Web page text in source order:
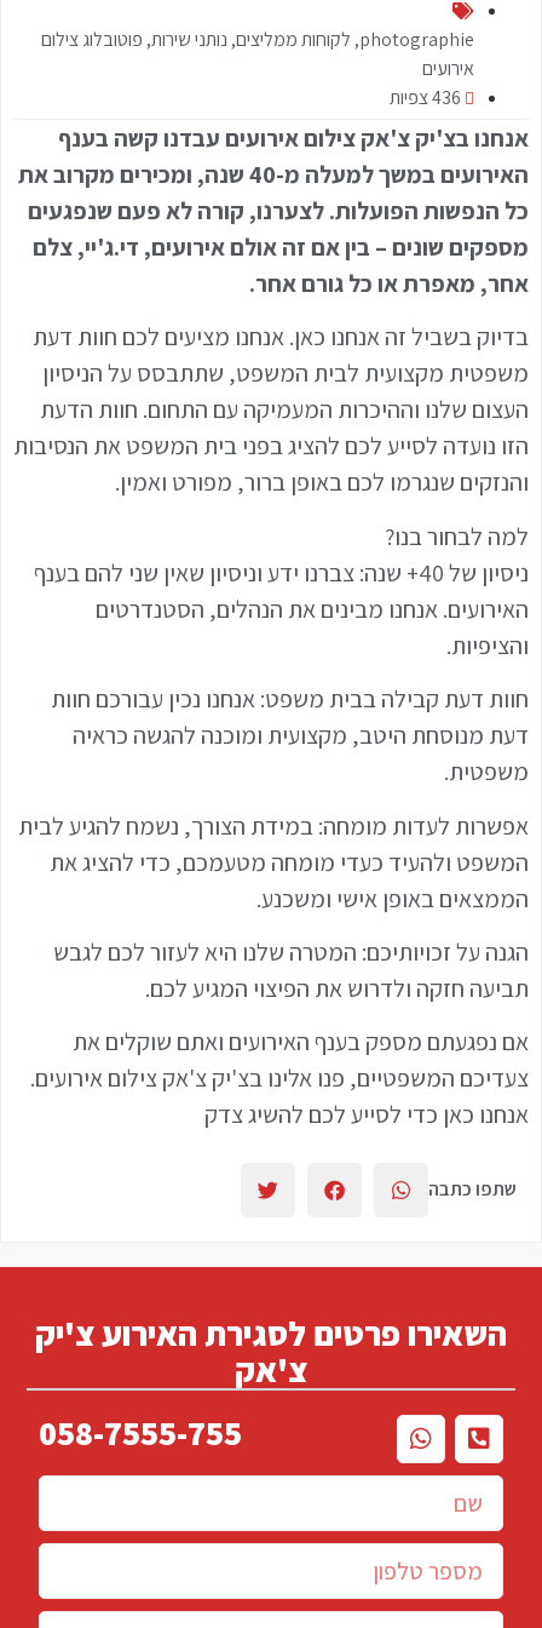
photographie
, לקוחות ממליצים, נותני שירות, פוטובלוג צילום
אירועים
436 צפיות
אנחנו בצ'יק צ'אק צילום אירועים עבדנו קשה בענף
האירועים במשך למעלה מ-40 שנה, ומכירים מקרוב את
כל הנפשות הפועלות. לצערנו, קורה לא פעם שנפגעים
מספקים שונים – בין אם זה אולם אירועים, די.ג'יי, צלם
אחר, מאפרת או כל גורם אחר.
בדיוק בשביל זה אנחנו כאן. אנחנו מציעים לכם חוות דעת
משפטית מקצועית לבית המשפט, שתתבסס על הניסיון
העצום שלנו וההיכרות המעמיקה עם התחום. חוות הדעת
הזו נועדה לסייע לכם להציג בפני בית המשפט את הנסיבות
והנזקים שנגרמו לכם באופן ברור, מפורט ואמין.
למה לבחור בנו?
ניסיון של 40+ שנה: צברנו ידע וניסיון שאין שני להם בענף
האירועים. אנחנו מבינים את הנהלים, הסטנדרטים
והציפיות.
חוות דעת קבילה בבית משפט: אנחנו נכין עבורכם חוות
דעת מנוסחת היטב, מקצועית ומוכנה להגשה כראיה
משפטית.
אפשרות לעדות מומחה: במידת הצורך, נשמח להגיע לבית
המשפט ולהעיד כעדי מומחה מטעמכם, כדי להציג את
הממצאים באופן אישי ומשכנע.
הגנה על זכויותיכם: המטרה שלנו היא לעזור לכם לגבש
תביעה חזקה ולדרוש את הפיצוי המגיע לכם.
אם נפגעתם מספק בענף האירועים ואתם שוקלים את
צעדיכם המשפטיים, פנו אלינו בצ'יק צ'אק צילום אירועים.
אנחנו כאן כדי לסייע לכם להשיג צדק
שתפו כתבה
השאירו פרטים לסגירת האירוע צ'יק
צ'אק
058-7555-755